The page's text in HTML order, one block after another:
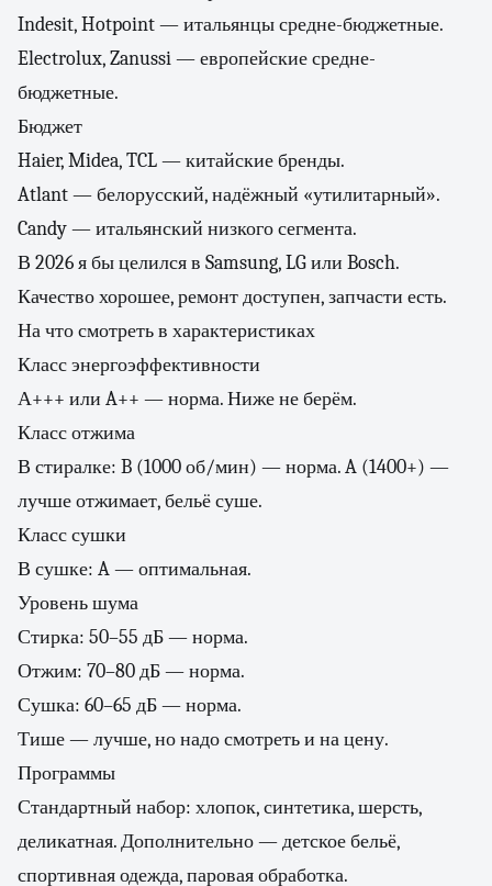
Indesit, Hotpoint — итальянцы средне-бюджетные.
Electrolux, Zanussi — европейские средне-
бюджетные.
Бюджет
Haier, Midea, TCL — китайские бренды.
Atlant — белорусский, надёжный «утилитарный».
Candy — итальянский низкого сегмента.
В 2026 я бы целился в Samsung, LG или Bosch.
Качество хорошее, ремонт доступен, запчасти есть.
На что смотреть в характеристиках
Класс энергоэффективности
А+++ или A++ — норма. Ниже не берём.
Класс отжима
В стиралке: B (1000 об/мин) — норма. A (1400+) —
лучше отжимает, бельё суше.
Класс сушки
В сушке: A — оптимальная.
Уровень шума
Стирка: 50–55 дБ — норма.
Отжим: 70–80 дБ — норма.
Сушка: 60–65 дБ — норма.
Тише — лучше, но надо смотреть и на цену.
Программы
Стандартный набор: хлопок, синтетика, шерсть,
деликатная. Дополнительно — детское бельё,
спортивная одежда, паровая обработка.